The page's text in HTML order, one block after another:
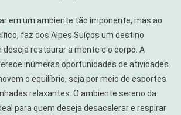
em um ambiente tão imponente, mas ao
faz dos Alpes Suíços um destino
restaurar a mente e o corpo. A
inúmeras oportunidades de atividades
o equilíbrio, seja por meio de esportes
relaxantes. O ambiente sereno da
para quem deseja desacelerar e respirar